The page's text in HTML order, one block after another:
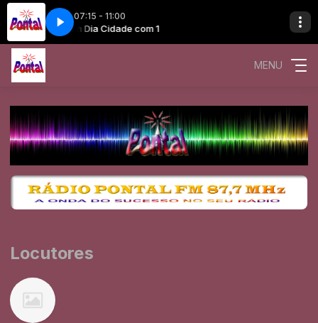
07:15 - 11:00
Bom Dia Cidade com 1
MENU
Locutores